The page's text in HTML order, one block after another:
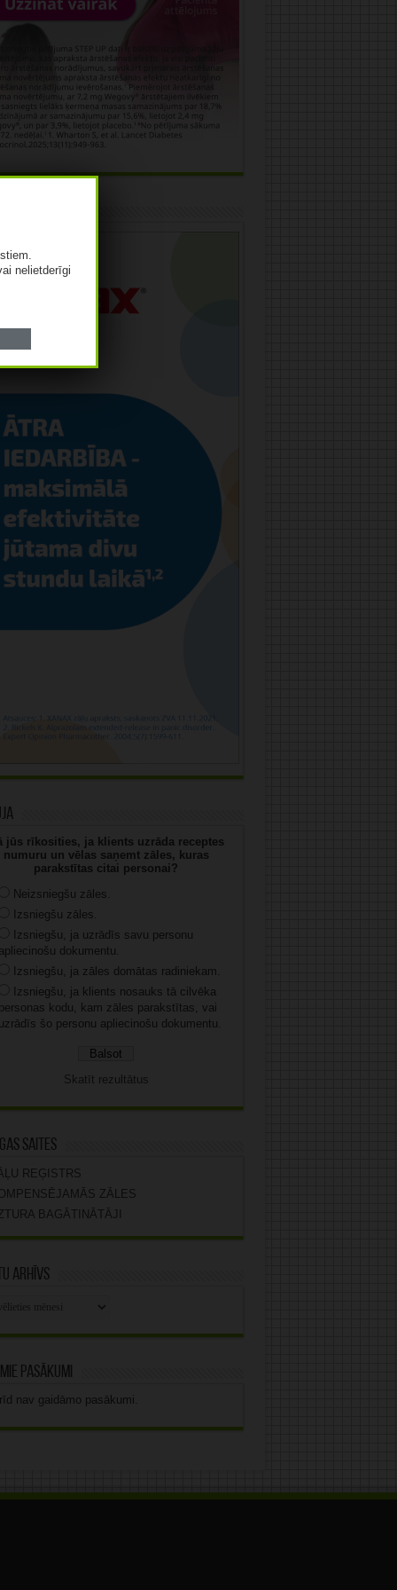
jūs rīkosities, ja klients uzrāda receptes
numuru un vēlas saņemt zāles, kuras
parakstītas citai personai?
Neizsniegšu zāles.
Izsniegšu zāles.
Izsniegšu, ja uzrādīs savu personu
dokumentu.
Izsniegšu, ja zāles domātas radiniekam.
Izsniegšu, ja klients nosauks tā cilvēka
kodu, kam zāles parakstītas, vai
šo personu apliecinošu dokumentu.
Skatīt rezultātus
saites
REĢISTRS
ZĀLES
BAGĀTINĀTĀJI
arhīvs
pasākumi
nav gaidāmo pasākumi.
nelietderīgi